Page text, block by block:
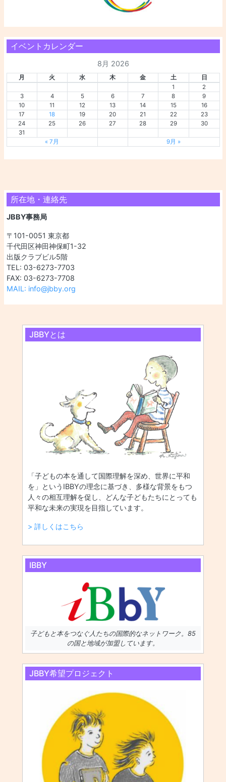
イベントカレンダー
8月 2026
月 火 水 木 金 土
日
1
2
3
4 5 6 7 8
9
10
11 12 13 14 15
16
17
18 19 20 21 22
23
24
25 26 27 28 29
30
31
« 7月
9月 »
所在地・連絡先
JBBY事務局
〒101-0051 東京都
千代田区神田神保町1-32
出版クラブビル5階
TEL: 03-6273-7703
FAX: 03-6273-7708
MAIL: info@jbby.org
JBBYとは
「子どもの本を通して国際理解を深め、世界に平和
を」というIBBYの理念に基づき、多様な背景をもつ
人々の相互理解を促し、どんな子どもたちにとっても
平和な未来の実現を目指しています。
> 詳しくはこちら
IBBY
子どもと本をつなぐ人たちの国際的なネットワーク。85
の国と地域が加盟しています。
JBBY希望プロジェクト